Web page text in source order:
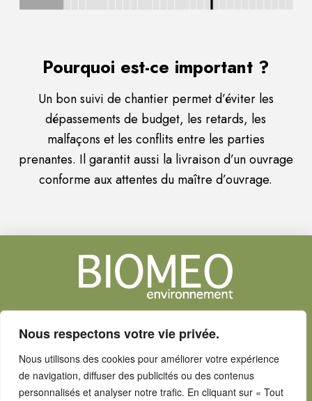
Nous respectons votre vie privée.
Nous utilisons des cookies pour améliorer votre expérience
de navigation, diffuser des publicités ou des contenus
personnalisés et analyser notre trafic. En cliquant sur « Tout
Pourquoi est-ce important ?
Un bon suivi de chantier permet d’éviter les
dépassements de budget, les retards, les
malfaçons et les conflits entre les parties
prenantes. Il garantit aussi la livraison d’un ouvrage
conforme aux attentes du maître d’ouvrage.
environnement - paysage - architecture
contact@biomeo-environnement.fr